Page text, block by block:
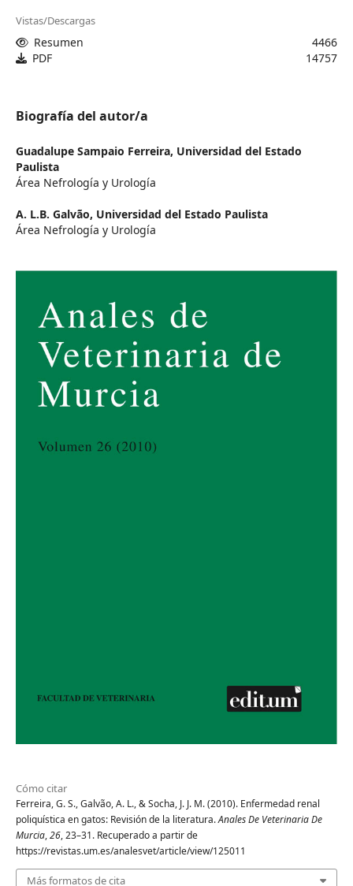
Vistas/Descargas
Resumen
4466
PDF
14757
Biografía del autor/a
Guadalupe Sampaio Ferreira, Universidad del Estado
Paulista
Área Nefrología y Urología
A. L.B. Galvão, Universidad del Estado Paulista
Área Nefrología y Urología
Cómo citar
Ferreira, G. S., Galvão, A. L., & Socha, J. J. M. (2010). Enfermedad renal
poliquística en gatos: Revisión de la literatura.Anales De Veterinaria De
Murcia,26, 23–31. Recuperado a partir de
https://revistas.um.es/analesvet/article/view/125011
Más formatos de cita